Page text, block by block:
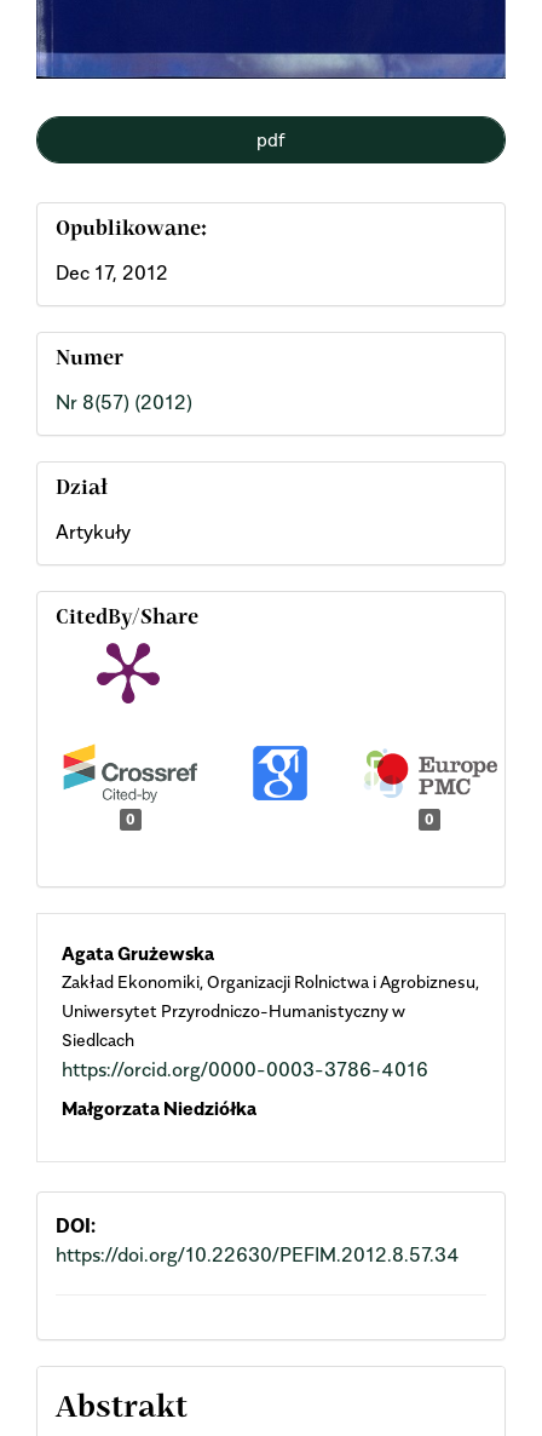
pdf
Opublikowane:
Dec 17, 2012
Numer
Nr 8(57) (2012)
Dział
Artykuły
CitedBy/Share
0 0
Main
Article
Content
Agata Grużewska
Zakład Ekonomiki, Organizacji Rolnictwa i Agrobiznesu,
Uniwersytet Przyrodniczo-Humanistyczny w
Siedlcach
https://orcid.org/0000-0003-3786-4016
Małgorzata Niedziółka
DOI:
https://doi.org/10.22630/PEFIM.2012.8.57.34
Abstrakt